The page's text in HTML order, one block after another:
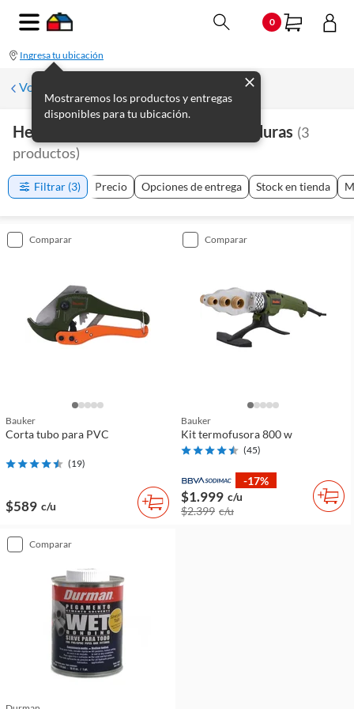
0
Ingresa tu ubicación
Mostraremos los productos y entregas
disponibles para tu ubicación.
Volver a Plomería
Herramientas De Plomería Y Soldaduras (3
productos)
Filtrar (3) Precio Opciones de entrega Stock en tienda
comparar
Bauker
Corta tubo para PVC
(19)
$589 c/u
comparar
Bauker
Kit termofusora 800 w
(45)
-17%
$1.999 c/u
$2.399 c/u
comparar